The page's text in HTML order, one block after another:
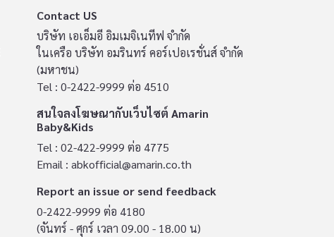
Contact US
บริษัท เอเอ็มอี อิมเมจิเนทีฟ จำกัด
ในเครือ บริษัท อมรินทร์ คอร์เปอเรชั่นส์ จำกัด
(มหาชน)
Tel : 0-2422-9999 ต่อ 4510
สนใจลงโฆษณากับเว็บไซต์ Amarin
Baby&Kids
Tel : 02-422-9999 ต่อ 4775
Email : abkofficial@amarin.co.th
Report an issue or send feedback
0-2422-9999 ต่อ 4180
(จันทร์ - ศุกร์ เวลา 09.00 - 18.00 น)